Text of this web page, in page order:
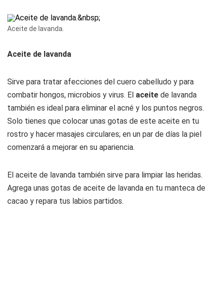
Aceite de lavanda.
Aceite de lavanda
Sirve para tratar afecciones del cuero cabelludo y para
combatir hongos, microbios y virus. El aceite de lavanda
también es ideal para eliminar el acné y los puntos negros.
Solo tienes que colocar unas gotas de este aceite en tu
rostro y hacer masajes circulares; en un par de días la piel
comenzará a mejorar en su apariencia.
El aceite de lavanda también sirve para limpiar las heridas.
Agrega unas gotas de aceite de lavanda en tu manteca de
cacao y repara tus labios partidos.